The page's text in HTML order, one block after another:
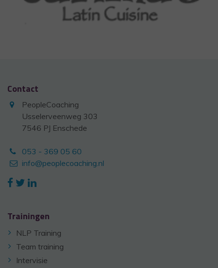
Contact
PeopleCoaching
Usselerveenweg 303
7546 PJ Enschede
053 - 369 05 60
info@peoplecoaching.nl
Trainingen
NLP Training
Team training
Intervisie